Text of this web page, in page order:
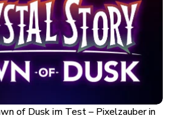
of Dusk im Test – Pixelzauber in